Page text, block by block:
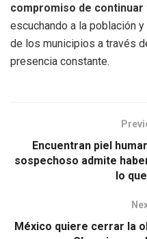
compromiso de
escuchando a la población
de los municipios a través
presencia constante.
Encuentran piel
sospechoso admite
lo
México quiere cerrar la